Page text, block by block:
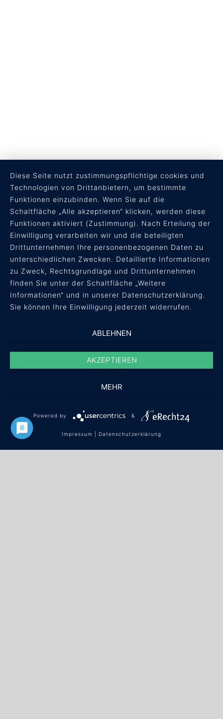
RECHTLICHES
AGB
Datenschutz
Impressum
info(at)conres.de·+49 561 / 40 08 59 60
Diese Seite nutzt zustimmungspflichtige cookies und
Technologien von Drittanbietern, um bestimmte
Funktionen einzubinden. Wenn Sie auf die
Schaltfläche „Alle akzeptieren“ klicken, werden diese
Funktionen aktiviert (Zustimmung). Nach Erteilung der
Einwilligung verarbeiten wir und die beteiligten
Drittunternehmen Ihre personenbezogenen Daten zu
unterschiedlichen Zwecken. Detaillierte Informationen
zu Zweck, Rechtsgrundlage und Drittunternehmen
finden Sie unter der Schaltfläche „Weitere
Informationen“ und in unserer Datenschutzerklärung.
Sie können Ihre Einwilligung jederzeit widerrufen.
ABLEHNEN
AKZEPTIEREN
MEHR
Powered by &
Impressum Datenschutzerklärung